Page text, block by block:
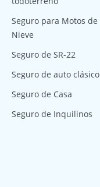
Seguro para Motos de
Nieve
Seguro de SR-22
Seguro de auto clásico
Seguro de Casa
Seguro de Inquilinos